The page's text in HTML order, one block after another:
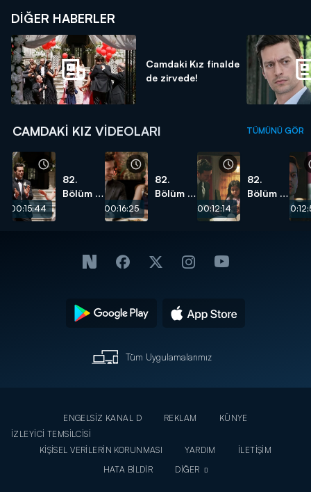
DIĞER HABERLER
Camdaki Kız finalde
de zirvede!
CAMDAKI KIZ VIDEOLARI TÜMÜNÜ GÖR
00:15:44
82.
Bölüm -
00:16:25
82.
Bölüm -
arada!
00:12:14
82.
Bölüm -
Tüm Uygulamalarımız
ENGELSİZ KANAL D REKLAM
KÜNYE
İZLEYİCİ TEMSİLCİSİ
KİŞİSEL VERİLERİN KORUNMASI
YARDIM
İLETİŞİM
HATA BİLDİR
DİĞER